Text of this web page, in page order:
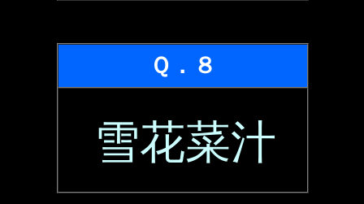
Ｑ．８
雪花菜汁